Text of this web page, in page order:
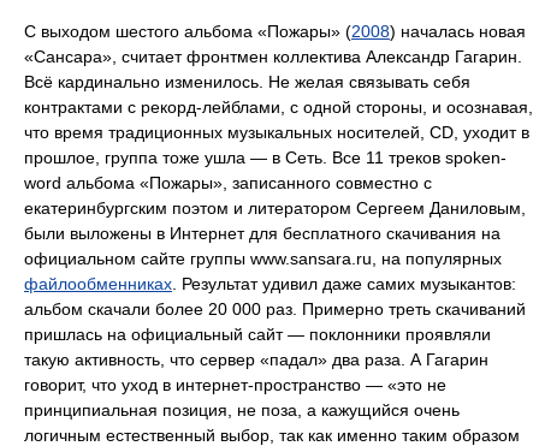
С выходом шестого альбома «Пожары» (2008) началась новая
«Сансара», считает фронтмен коллектива Александр Гагарин.
Всё кардинально изменилось. Не желая связывать себя
контрактами с рекорд-лейблами, с одной стороны, и осознавая,
что время традиционных музыкальных носителей, CD, уходит в
прошлое, группа тоже ушла — в Сеть. Все 11 треков spoken-
word альбома «Пожары», записанного совместно с
екатеринбургским поэтом и литератором Сергеем Даниловым,
были выложены в Интернет для бесплатного скачивания на
официальном сайте группы www.sansara.ru, на популярных
файлообменниках . Результат удивил даже самих музыкантов:
альбом скачали более 20 000 раз. Примерно треть скачиваний
пришлась на официальный сайт — поклонники проявляли
такую активность, что сервер «падал» два раза. А Гагарин
говорит, что уход в интернет-пространство — «это не
принципиальная позиция, не поза, а кажущийся очень
логичным естественный выбор, так как именно таким образом